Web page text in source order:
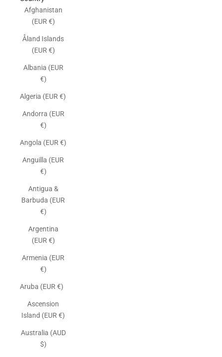
Afghanistan
(EUR €)
Åland Islands
(EUR €)
Albania (EUR
€)
Algeria (EUR €)
Andorra (EUR
€)
Angola (EUR €)
Anguilla (EUR
€)
Antigua &
Barbuda (EUR
€)
Argentina
(EUR €)
Armenia (EUR
€)
Aruba (EUR €)
Ascension
Island (EUR €)
Australia (AUD
$)